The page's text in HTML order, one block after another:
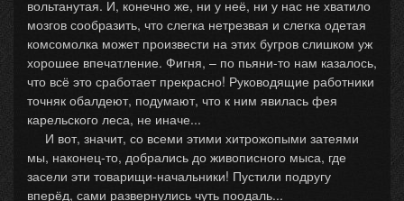
вольтанутая. И, конечно же, ни у неё, ни у нас не хватило
мозгов сообразить, что слегка нетрезвая и слегка одетая
комсомолка может произвести на этих бугров слишком уж
хорошее впечатление. Фигня, – по пьяни-то нам казалось,
что всё это сработает прекрасно! Руководящие работники
точняк обалдеют, подумают, что к ним явилась фея
карельского леса, не иначе...
И вот, значит, со всеми этими хитрожопыми затеями
мы, наконец-то, добрались до живописного мыса, где
засели эти товарищи-начальники! Пустили подругу
вперёд, сами развернулись чуть поодаль...